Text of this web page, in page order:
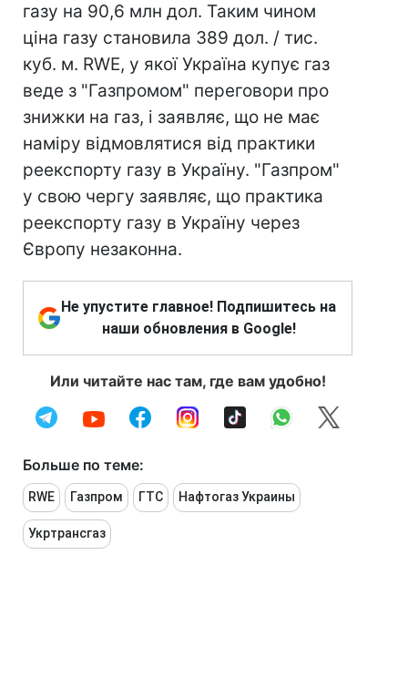
газу на 90,6 млн дол. Таким чином
ціна газу становила 389 дол. / тис.
куб. м. RWE, у якої Україна купує газ
веде з "Газпромом" переговори про
знижки на газ, і заявляє, що не має
наміру відмовлятися від практики
реекспорту газу в Україну. "Газпром"
у свою чергу заявляє, що практика
реекспорту газу в Україну через
Європу незаконна.
Не упустите главное! Подпишитесь на
наши обновления в Google!
Или читайте нас там, где вам удобно!
Больше по теме:
RWE Газпром ГТС Нафтогаз Украины
Укртрансгаз